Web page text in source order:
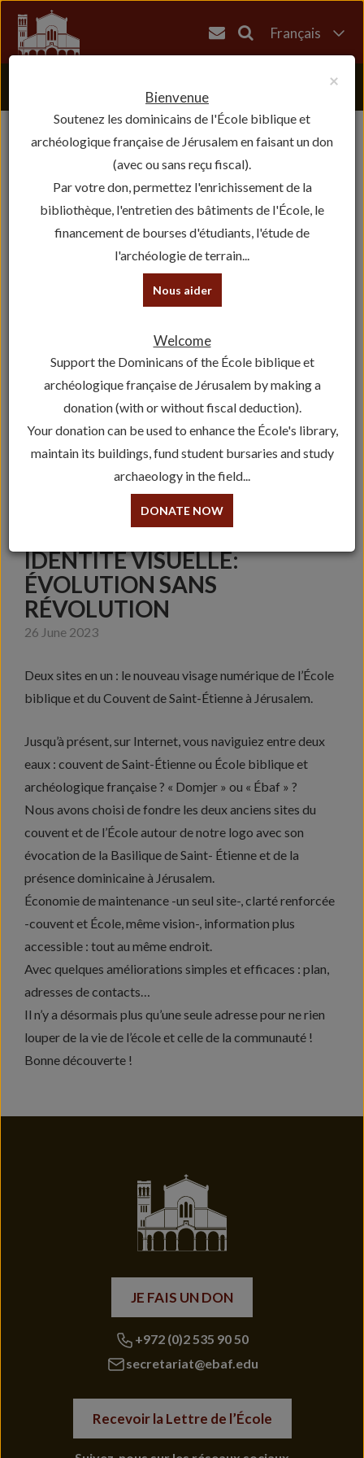
Français
עברית
IDENTITÉ VISUELLE:
ÉVOLUTION SANS
RÉVOLUTION
26 June 2023
Deux sites en un : le nouveau visage numérique de l’École
biblique et du Couvent de Saint-Étienne à Jérusalem.
Jusqu’à présent, sur Internet, vous naviguiez entre deux
eaux : couvent de Saint-Étienne ou École biblique et
archéologique française ? « Domjer » ou « Ébaf » ?
Nous avons choisi de fondre les deux anciens sites du
couvent et de l’École autour de notre logo avec son
évocation de la Basilique de Saint- Étienne et de la
présence dominicaine à Jérusalem.
Économie de maintenance -un seul site-, clarté renforcée
-couvent et École, même vision-, information plus
accessible : tout au même endroit.
Avec quelques améliorations simples et efficaces : plan,
adresses de contacts…
Il n’y a désormais plus qu’une seule adresse pour ne rien
louper de la vie de l’école et celle de la communauté !
Bonne découverte !
JE FAIS UN DON
+972 (0)2 535 90 50
secretariat@ebaf.edu
Recevoir la Lettre de l’École
×
Bienvenue
Soutenez les dominicains de l'École biblique et
archéologique française de Jérusalem en faisant un don
(avec ou sans reçu fiscal).
Par votre don, permettez l'enrichissement de la
bibliothèque, l'entretien des bâtiments de l'École, le
financement de bourses d'étudiants, l'étude de
l'archéologie de terrain...
Nous aider
Welcome
Support the Dominicans of the École biblique et
archéologique française de Jérusalem by making a
donation (with or without fiscal deduction).
Your donation can be used to enhance the École's library,
maintain its buildings, fund student bursaries and study
archaeology in the field...
DONATE NOW